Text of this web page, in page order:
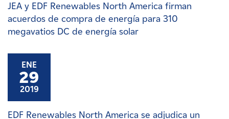
JEA y EDF Renewables North America firman
acuerdos de compra de energía para 310
megavatios DC de energía solar
ENE
29
2019
EDF Renewables North America se adjudica un